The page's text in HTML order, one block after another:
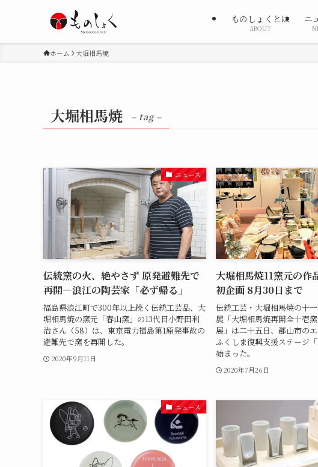
ものしょくとは
ABOUT
ニ
ホーム 大堀相馬焼
大堀相馬焼 – tag –
ニュース
伝統窯の火、絶やさず 原発避難先で
再開―浪江の陶芸家「必ず帰る」
福島県浪江町で300年以上続く伝統工芸品、大
堀相馬焼の窯元「春山窯」の13代目小野田利
治さん（58）は、東京電力福島第1原発事故の
避難先で窯を再開した。
2020年9月11日
大堀相馬焼11窯元の作
初企画 8月30日まで
伝統工芸・大堀相馬焼の十
展「大堀相馬焼再開全十壱
展」は二十五日、郡山市の
ふくしま復興支援ステージ
始まった。
2020年7月26日
ニュース